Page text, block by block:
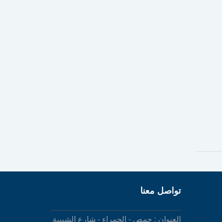
تواصل معنا
العنوان : حمص - الحمراء - شارع الشبيبة